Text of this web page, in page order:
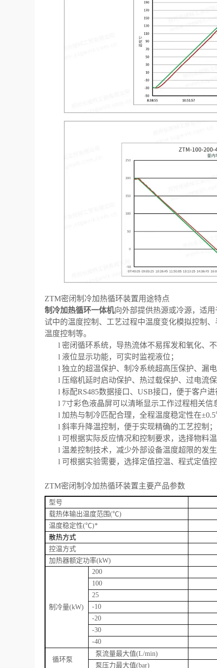
ZTM密闭制冷加热循环装置用途特点
制冷加热循环一体机向外部提供热源或冷源，适
试中的温度控制、工艺过程中温度变化模拟控制
温度控制等。
l 密闭循环系统，导热流体不易挥发和氧化、
l 液位显示功能，可实时监视液位；
l 独立的超温保护、制冷系统超高压保护、漏
l 压缩机延时启动保护、热过载保护、过电流
l 标配RS485数据接口、 USB接口，便于客户
l 7寸彩色液晶屏可以清晰显示工作过程相关信
l 加热与制冷匹配合理，全程温度稳定性在±0.5
l 斜率升降温控制，便于实现精确的工艺控制；
l 可根据实际反应情况和控制要求，选择物料
l 温差控制技术，减少外部设备温度超限的发
l 可根据实验需要，选择定值控温、程式定值
ZTM密闭制冷加热循环装置主要产品参数
型号
载热体输出温度范围(℃)
温度稳定性(℃)*
散热方式
控温方式
加热器额定功率(kW)
制冷量(kW)
200
100
25
-10
-20
-30
-40
循环泵
泵流量最大值(L/min)
泵压力最大值(bar)